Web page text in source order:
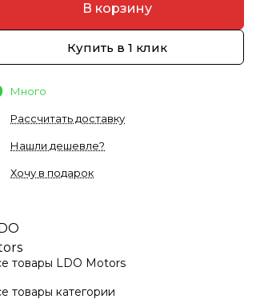
В корзину
Купить в 1 клик
Много
Рассчитать доставку
Нашли дешевле?
Хочу в подарок
товары LDO Motors
товары категории